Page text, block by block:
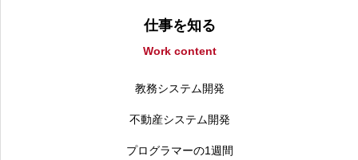
仕事を知る
Work content
教務システム開発
不動産システム開発
プログラマーの1週間